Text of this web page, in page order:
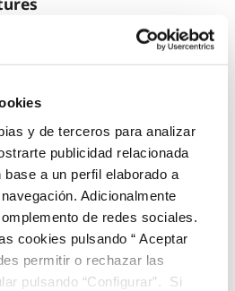
y de terceros para analizar
publicidad relacionada
a un perfil elaborado a
Adicionalmente
de redes sociales.
cookies pulsando “ Aceptar
permitir o rechazar las
pulsando “Configurar”. Si
web
de clients